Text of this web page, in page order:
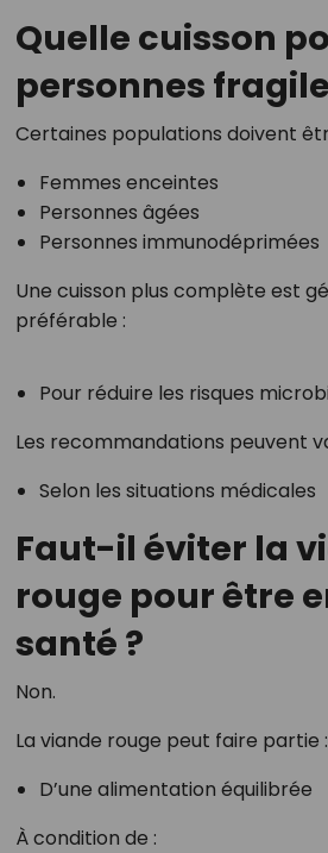
Quelle cuisson
personnes
Certaines populations doivent
Femmes enceintes
Personnes âgées
Personnes immunodéprimées
Une cuisson plus complète est
préférable :
Pour réduire les risques
Les recommandations peuvent
Selon les situations médicales
Faut-il éviter la
rouge pour être
santé ?
Non.
La viande rouge peut faire partie :
D’une alimentation équilibrée
À condition de :